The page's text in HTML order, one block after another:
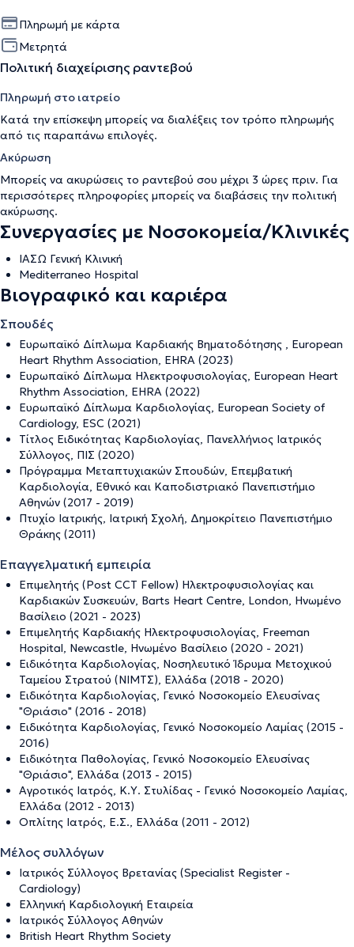
Πληρωμή με κάρτα
Μετρητά
Πολιτική διαχείρισης ραντεβού
Πληρωμή στο ιατρείο
Κατά την επίσκεψη μπορείς να διαλέξεις τον τρόπο πληρωμής
από τις παραπάνω επιλογές.
Ακύρωση
Μπορείς να ακυρώσεις το ραντεβού σου μέχρι 3 ώρες πριν. Για
περισσότερες πληροφορίες μπορείς να διαβάσεις την πολιτική
ακύρωσης.
Συνεργασίες με Νοσοκομεία/Κλινικές
ΙΑΣΩ Γενική Κλινική
Mediterraneo Hospital
Βιογραφικό και καριέρα
Σπουδές
Ευρωπαϊκό Δίπλωμα Καρδιακής Βηματοδότησης , European
Heart Rhythm Association, EHRA (2023)
Ευρωπαϊκό Δίπλωμα Ηλεκτροφυσιολογίας, European Heart
Rhythm Association, EHRA (2022)
Ευρωπαϊκό Δίπλωμα Καρδιολογίας, European Society of
Cardiology, ESC (2021)
Τίτλος Ειδικότητας Καρδιολογίας, Πανελλήνιος Ιατρικός
Σύλλογος, ΠΙΣ (2020)
Πρόγραμμα Μεταπτυχιακών Σπουδών, Επεμβατική
Καρδιολογία, Εθνικό και Καποδιστριακό Πανεπιστήμιο
Αθηνών (2017 - 2019)
Πτυχίο Ιατρικής, Ιατρική Σχολή, Δημοκρίτειο Πανεπιστήμιο
Θράκης (2011)
Επαγγελματική εμπειρία
Επιμελητής (Post CCT Fellow) Ηλεκτροφυσιολογίας και
Καρδιακών Συσκευών, Barts Heart Centre, London, Ηνωμένο
Βασίλειο (2021 - 2023)
Επιμελητής Καρδιακής Ηλεκτροφυσιολογίας, Freeman
Hospital, Newcastle, Ηνωμένο Βασίλειο (2020 - 2021)
Ειδικότητα Καρδιολογίας, Νοσηλευτικό Ίδρυμα Μετοχικού
Ταμείου Στρατού (ΝΙΜΤΣ), Ελλάδα (2018 - 2020)
Ειδικότητα Καρδιολογίας, Γενικό Νοσοκομείο Ελευσίνας
"Θριάσιο" (2016 - 2018)
Ειδικότητα Καρδιολογίας, Γενικό Νοσοκομείο Λαμίας (2015 -
2016)
Ειδικότητα Παθολογίας, Γενικό Νοσοκομείο Ελευσίνας
"Θριάσιο", Ελλάδα (2013 - 2015)
Αγροτικός Ιατρός, Κ.Υ. Στυλίδας - Γενικό Νοσοκομείο Λαμίας,
Ελλάδα (2012 - 2013)
Οπλίτης Ιατρός, Ε.Σ., Ελλάδα (2011 - 2012)
Μέλος συλλόγων
Ιατρικός Σύλλογος Βρετανίας (Specialist Register -
Cardiology)
Ελληνική Καρδιολογική Εταιρεία
Ιατρικός Σύλλογος Αθηνών
British Heart Rhythm Society